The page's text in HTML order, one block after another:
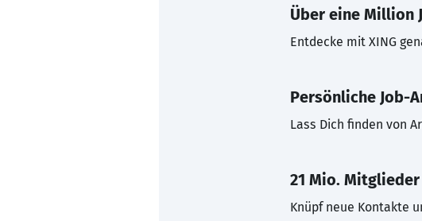
Über eine Million
Entdecke mit XING
Persönliche Job-
Lass Dich finden von
21 Mio. Mitglieder
Knüpf neue Kontakte